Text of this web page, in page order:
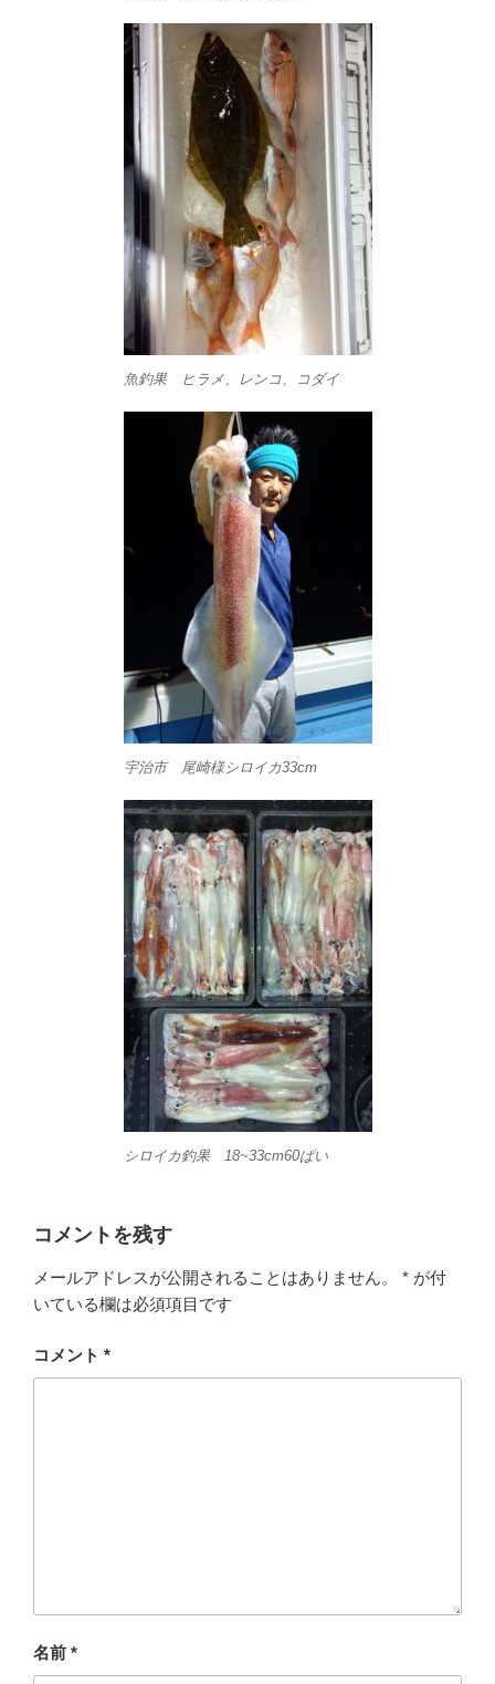
魚釣果 ヒラメ、レンコ、コダイ
宇治市 尾崎様シロイカ33cm
シロイカ釣果 18~33cm60ぱい
コメントを残す
メールアドレスが公開されることはありません。 * が付
いている欄は必須項目です
コメント *
名前 *